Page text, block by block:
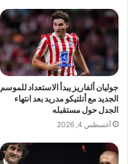
جوليان ألفاريز يبدأ الاستعداد للموسم
الجديد مع أتلتيكو مدريد بعد انتهاء
الجدل حول مستقبله
أغسطس 4, 2026